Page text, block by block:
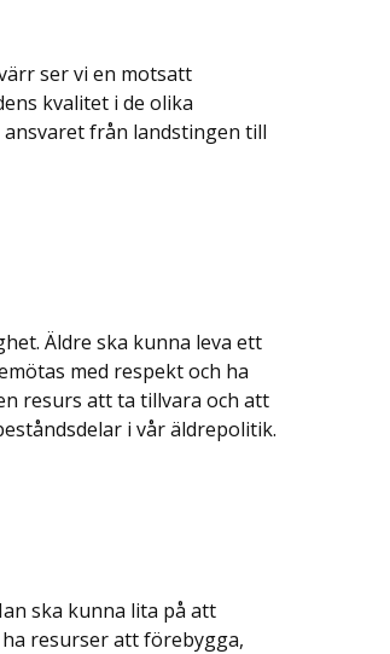
ser vi en motsatt
kvalitet i de olika
från landstingen till
Äldre ska kunna leva ett
med respekt och ha
resurs att ta tillvara och att
i vår äldrepolitik.
ska kunna lita på att
resurser att förebygga,